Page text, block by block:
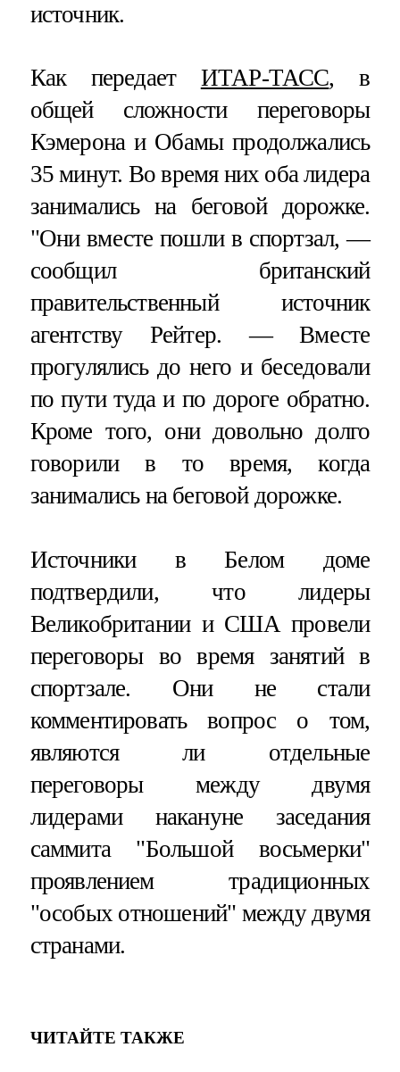
источник.
Как передает ИТАР-ТАСС, в
общей сложности переговоры
Кэмерона и Обамы продолжались
35 минут. Во время них оба лидера
занимались на беговой дорожке.
"Они вместе пошли в спортзал, —
сообщил британский
правительственный источник
агентству Рейтер. — Вместе
прогулялись до него и беседовали
по пути туда и по дороге обратно.
Кроме того, они довольно долго
говорили в то время, когда
занимались на беговой дорожке.
Источники в Белом доме
подтвердили, что лидеры
Великобритании и США провели
переговоры во время занятий в
спортзале. Они не стали
комментировать вопрос о том,
являются ли отдельные
переговоры между двумя
лидерами накануне заседания
саммита "Большой восьмерки"
проявлением традиционных
"особых отношений" между двумя
странами.
ЧИТАЙТЕ ТАКЖЕ